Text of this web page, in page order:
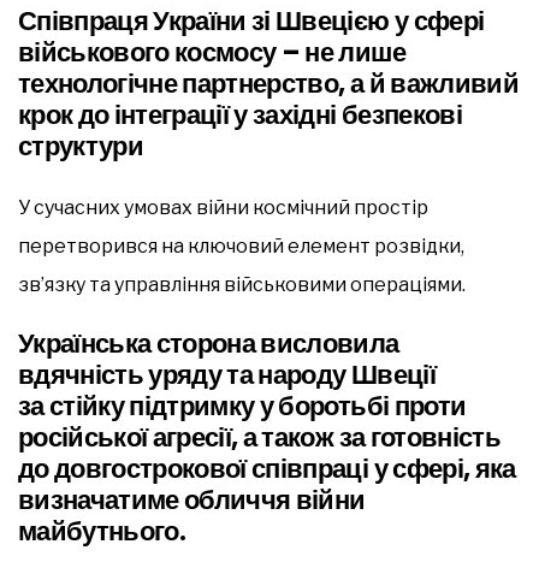
Співпраця України зі Швецією у сфері
військового космосу – не лише
технологічне партнерство, а й важливий
крок до інтеграції у західні безпекові
структури
У сучасних умовах війни космічний простір
перетворився на ключовий елемент розвідки,
зв’язку та управління військовими операціями.
Українська сторона висловила
вдячність уряду та народу Швеції
за стійку підтримку у боротьбі проти
російської агресії, а також за готовність
до довгострокової співпраці у сфері, яка
визначатиме обличчя війни
майбутнього.